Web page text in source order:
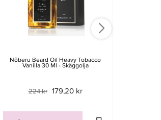
Nõberu Beard Oil Heavy Tobacco
Vanilla 30 Ml - Skäggolja
224 kr 179,20 kr